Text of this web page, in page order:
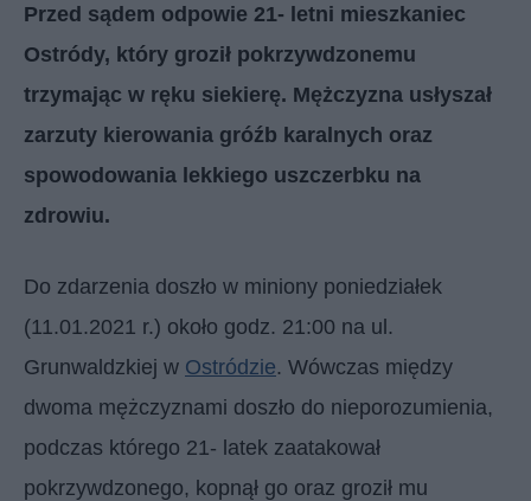
Przed sądem odpowie 21- letni mieszkaniec
Ostródy, który groził pokrzywdzonemu
trzymając w ręku siekierę. Mężczyzna usłyszał
zarzuty kierowania gróźb karalnych oraz
spowodowania lekkiego uszczerbku na
zdrowiu.
Do zdarzenia doszło w miniony poniedziałek
(11.01.2021 r.) około godz. 21:00 na ul.
Grunwaldzkiej w Ostródzie. Wówczas między
dwoma mężczyznami doszło do nieporozumienia,
podczas którego 21- latek zaatakował
pokrzywdzonego, kopnął go oraz groził mu